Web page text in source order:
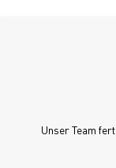
Unser Team